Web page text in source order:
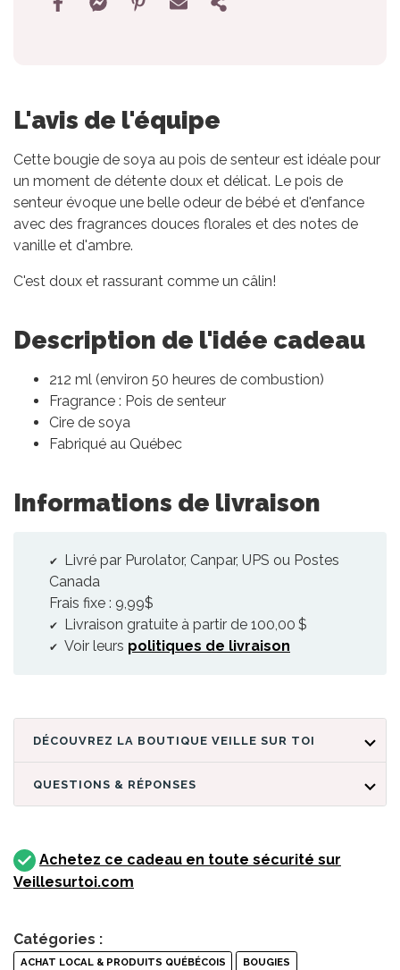
L'avis de l'équipe
Cette bougie de soya au pois de senteur est idéale pour
un moment de détente doux et délicat. Le pois de
senteur évoque une belle odeur de bébé et d'enfance
avec des fragrances douces florales et des notes de
vanille et d'ambre.
C'est doux et rassurant comme un câlin!
Description de l'idée cadeau
212 ml (environ 50 heures de combustion)
Fragrance : Pois de senteur
Cire de soya
Fabriqué au Québec
Informations de livraison
Livré par Purolator, Canpar, UPS ou Postes
Canada
Frais fixe : 9,99$
Livraison gratuite à partir de 100,00 $
Voir leurs politiques de livraison
DÉCOUVREZ LA BOUTIQUE VEILLE SUR TOI
QUESTIONS & RÉPONSES
Achetez ce cadeau en toute sécurité sur
Veillesurtoi.com
Catégories :
ACHAT LOCAL & PRODUITS QUÉBÉCOIS BOUGIES